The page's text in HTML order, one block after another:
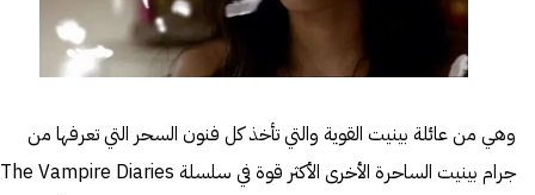
وهي من عائلة بينيت القوية والتي تأخذ كل فنون السحر التي تعرفها من